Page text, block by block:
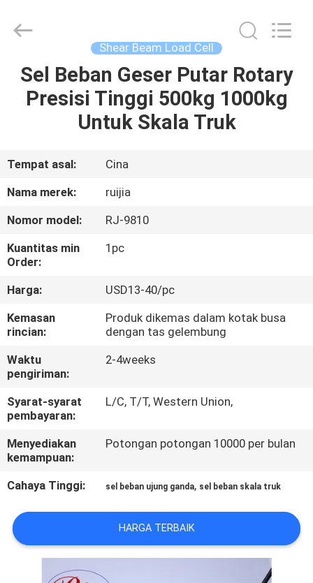
RUMAH
VIDEO
KAMI
PABRIK
KUALITAS
HUBUNGI
KAMI
PERMINTAAN
SITEMAP
Instruments
Reserved.
Shear Beam Load Cell
Sel Beban Geser Putar Rotary
Presisi Tinggi 500kg 1000kg
Untuk Skala Truk
Tempat asal:
Cina
Nama merek:
ruijia
Nomor model:
RJ-9810
Kuantitas min
Order:
1pc
Harga:
USD13-40/pc
Kemasan
rincian:
Produk dikemas dalam kotak busa
dengan tas gelembung
Waktu
pengiriman:
2-4weeks
Syarat-syarat
pembayaran:
L/C, T/T, Western Union,
Menyediakan
kemampuan:
Potongan potongan 10000 per bulan
Cahaya Tinggi: sel beban ujung ganda, sel beban skala truk
HARGA TERBAIK